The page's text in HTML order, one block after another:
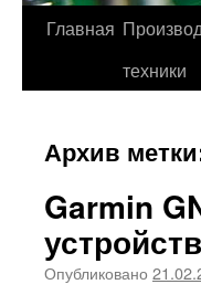
Главная
техники
Архив
Garmin
Опубликовано